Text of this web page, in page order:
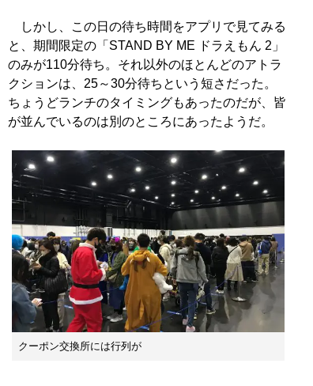
しかし、この日の待ち時間をアプリで見てみる
と、期間限定の「STAND BY ME ドラえもん 2」
のみが110分待ち。それ以外のほとんどのアトラ
クションは、25～30分待ちという短さだった。
ちょうどランチのタイミングもあったのだが、皆
が並んでいるのは別のところにあったようだ。
クーポン交換所には行列が